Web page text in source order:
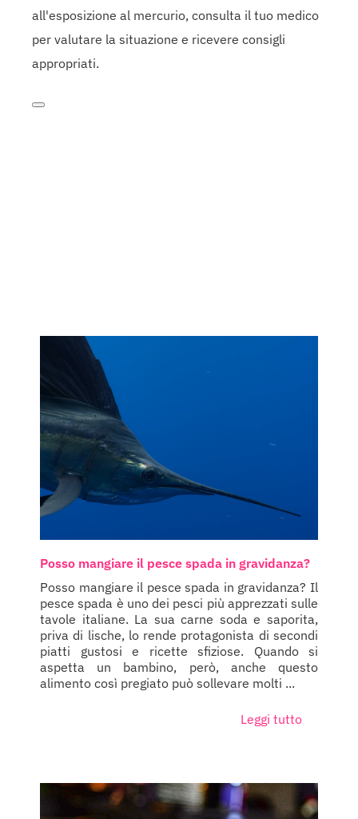
all'esposizione al mercurio, consulta il tuo medico
per valutare la situazione e ricevere consigli
appropriati.
Posso mangiare il pesce spada in gravidanza?
Posso mangiare il pesce spada in gravidanza? Il
pesce spada è uno dei pesci più apprezzati sulle
tavole italiane. La sua carne soda e saporita,
priva di lische, lo rende protagonista di secondi
piatti gustosi e ricette sfiziose. Quando si
aspetta un bambino, però, anche questo
alimento così pregiato può sollevare molti ...
Leggi tutto